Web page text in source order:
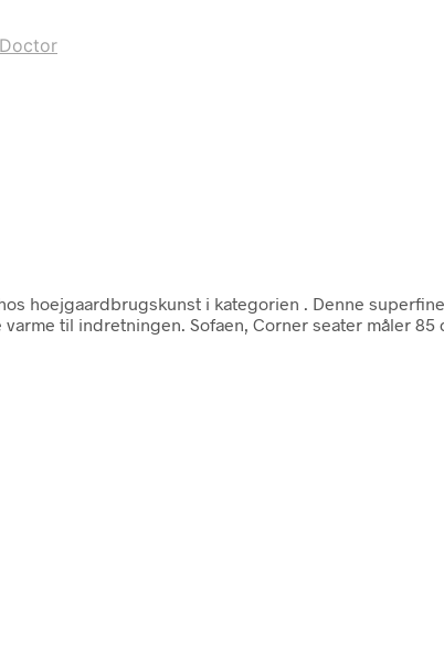
hoejgaardbrugskunst i kategorien
. Denne
til indretningen. Sofaen, Corner seater måler